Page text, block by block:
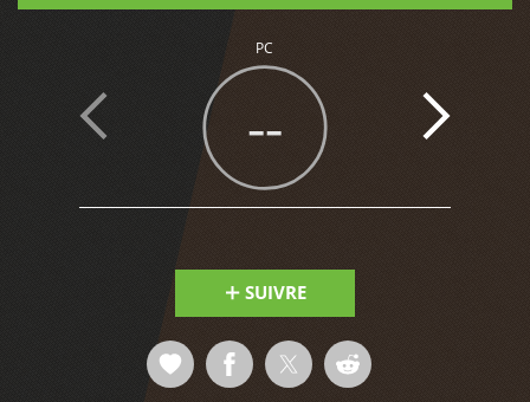
PC
--
SUIVRE